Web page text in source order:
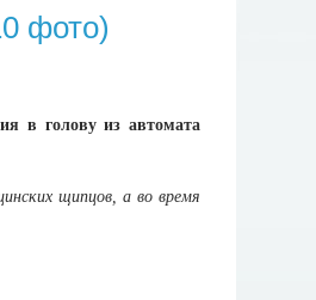
фото)
в голову из автомата
щипцов, а во время